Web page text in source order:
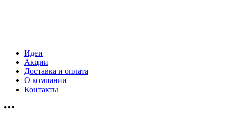
Идеи
Акции
Доставка и оплата
О компании
Контакты